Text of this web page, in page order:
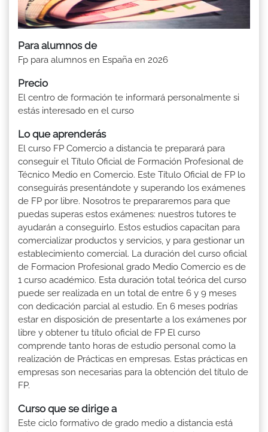
Para alumnos de
Fp para alumnos en España en 2026
Precio
El centro de formación te informará personalmente si
estás interesado en el curso
Lo que aprenderás
El curso FP Comercio a distancia te preparará para
conseguir el Título Oficial de Formación Profesional de
Técnico Medio en Comercio. Este Título Oficial de FP lo
conseguirás presentándote y superando los exámenes
de FP por libre. Nosotros te prepararemos para que
puedas superas estos exámenes: nuestros tutores te
ayudarán a conseguirlo. Estos estudios capacitan para
comercializar productos y servicios, y para gestionar un
establecimiento comercial. La duración del curso oficial
de Formacion Profesional grado Medio Comercio es de
1 curso académico. Esta duración total teórica del curso
puede ser realizada en un total de entre 6 y 9 meses
con dedicación parcial al estudio. En 6 meses podrías
estar en disposición de presentarte a los exámenes por
libre y obtener tu título oficial de FP El curso
comprende tanto horas de estudio personal como la
realización de Prácticas en empresas. Estas prácticas en
empresas son necesarias para la obtención del título de
FP.
Curso que se dirige a
Este ciclo formativo de grado medio a distancia está